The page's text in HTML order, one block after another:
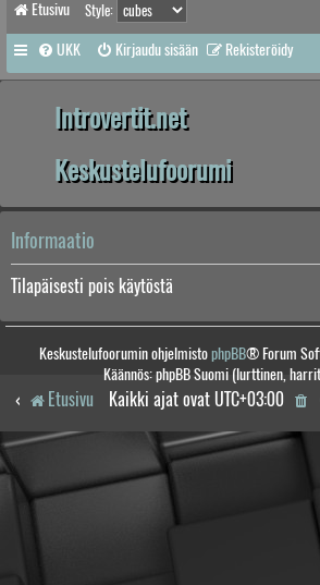
Etusivu Style:
UKK Kirjaudu sisään Rekisteröidy
Introvertit.net
Keskustelufoorumi
Informaatio
Tilapäisesti pois käytöstä
Keskustelufoorumin ohjelmistophpBB® Forum
Käännös: phpBB Suomi (lurttinen,
Etusivu Kaikki ajat ovat UTC+03:00